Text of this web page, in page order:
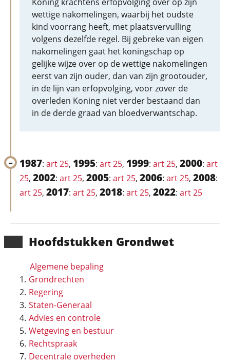
Hoofd­stukken Grondwet
Algemene bepaling
Grondrechten
Regering
Staten-Generaal
Advies en controle
Wetgeving en bestuur
Rechtspraak
Decentrale overheden
wettige nakomelingen, waarbij het oudste
kind voorrang heeft, met plaatsvervulling
volgens dezelfde regel. Bij gebreke van eigen
nakomelingen gaat het koningschap op
gelijke wijze over op de wettige nakomelingen
eerst van zijn ouder, dan van zijn grootouder,
in de lijn van erfopvolging, voor zover de
overleden Koning niet verder bestaand dan
in de derde graad van bloedverwantschap.
1987: art 25, 1995: art 25, 1999: art 25, 2000: art
25, 2002: art 25, 2005: art 25, 2006: art 25, 2008:
art 25, 2017: art 25, 2018: art 25, 2022: art 25